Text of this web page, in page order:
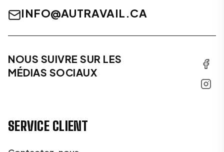
INFO@AUTRAVAIL.CA
NOUS SUIVRE SUR LES
MÉDIAS SOCIAUX
SERVICE CLIENT